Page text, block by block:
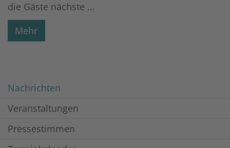
die Gäste nächste ...
Mehr
Nachrichten
Veranstaltungen
Pressestimmen